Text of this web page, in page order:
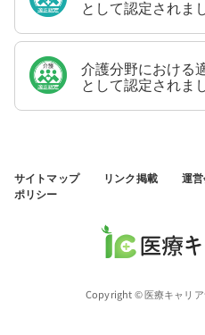
として認定されま
介護分野における
として認定されま
サイトマップ リンク掲載 運
ポリシー
Copyright © 医療キャリ